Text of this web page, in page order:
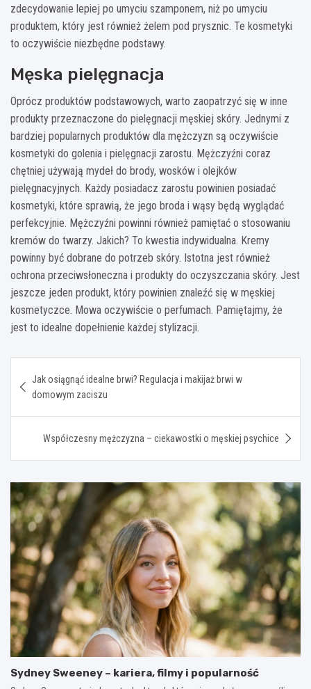
zdecydowanie lepiej po umyciu szamponem, niż po umyciu
produktem, który jest również żelem pod prysznic. Te kosmetyki
to oczywiście niezbędne podstawy.
Męska pielęgnacja
Oprócz produktów podstawowych, warto zaopatrzyć się w inne
produkty przeznaczone do pielęgnacji męskiej skóry. Jednymi z
bardziej popularnych produktów dla mężczyzn są oczywiście
kosmetyki do golenia i pielęgnacji zarostu. Mężczyźni coraz
chętniej używają mydeł do brody, wosków i olejków
pielęgnacyjnych. Każdy posiadacz zarostu powinien posiadać
kosmetyki, które sprawią, że jego broda i wąsy będą wyglądać
perfekcyjnie. Mężczyźni powinni również pamiętać o stosowaniu
kremów do twarzy. Jakich? To kwestia indywidualna. Kremy
powinny być dobrane do potrzeb skóry. Istotna jest również
ochrona przeciwsłoneczna i produkty do oczyszczania skóry. Jest
jeszcze jeden produkt, który powinien znaleźć się w męskiej
kosmetyczce. Mowa oczywiście o perfumach. Pamiętajmy, że
jest to idealne dopełnienie każdej stylizacji.
wpisu
Jak osiągnąć idealne brwi? Regulacja i makijaż brwi w
domowym zaciszu
Współczesny mężczyzna – ciekawostki o męskiej psychice
Sydney Sweeney – kariera, filmy i popularność